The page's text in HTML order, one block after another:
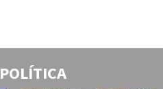
POLÍTICA